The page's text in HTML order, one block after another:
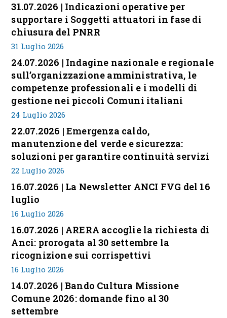
31.07.2026 | Indicazioni operative per
supportare i Soggetti attuatori in fase di
chiusura del PNRR
31 Luglio 2026
24.07.2026 | Indagine nazionale e regionale
sull’organizzazione amministrativa, le
competenze professionali e i modelli di
gestione nei piccoli Comuni italiani
24 Luglio 2026
22.07.2026 | Emergenza caldo,
manutenzione del verde e sicurezza:
soluzioni per garantire continuità servizi
22 Luglio 2026
16.07.2026 | La Newsletter ANCI FVG del 16
luglio
16 Luglio 2026
16.07.2026 | ARERA accoglie la richiesta di
Anci: prorogata al 30 settembre la
ricognizione sui corrispettivi
16 Luglio 2026
14.07.2026 | Bando Cultura Missione
Comune 2026: domande fino al 30
settembre